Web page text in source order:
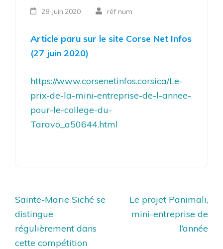
28 Juin,2020 réf num
Article paru sur le site Corse Net Infos
(27 juin 2020)
https://www.corsenetinfos.corsica/Le-
prix-de-la-mini-entreprise-de-l-annee-
pour-le-college-du-
Taravo_a50644.html
Navigation
de
l’article
Sainte-Marie Siché se
distingue
régulièrement dans
cette compétition
Le projet Panimali,
mini-entreprise de
l’année